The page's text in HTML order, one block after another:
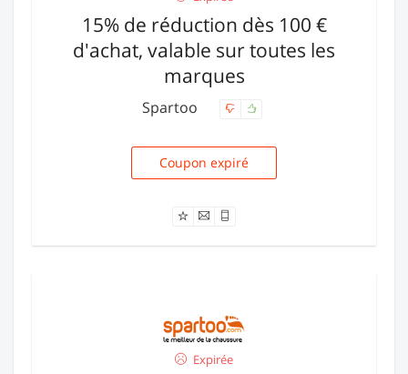
15% de réduction dès 100 €
d'achat, valable sur toutes les
marques
Spartoo
REDUCMARQUE5
Coupon expiré
Expirée